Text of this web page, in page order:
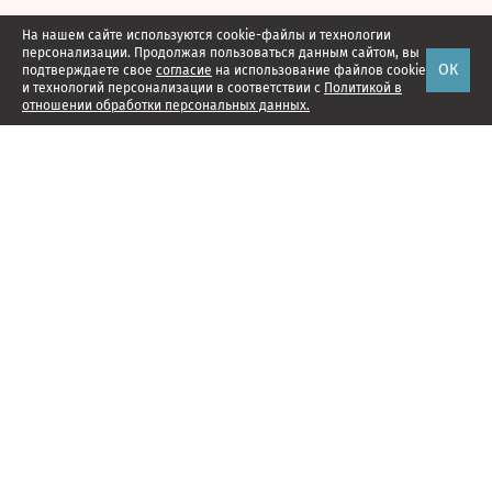
На нашем сайте используются cookie-файлы и технологии
персонализации. Продолжая пользоваться данным сайтом, вы
подтверждаете свое согласие на использование файлов cookie
и технологий персонализации в соответствии с Политикой в
отношении обработки персональных данных.
ОК